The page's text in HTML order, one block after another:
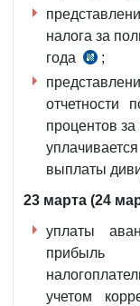
налога за
года
ч.ч.3
и
4
ст.454
НК
;
отчетности
процентов
выплаты
23 марта (24
уплаты
учетом